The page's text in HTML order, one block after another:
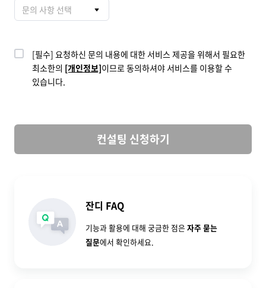
문의 사항 선택
[필수] 요청하신 문의 내용에 대한 서비스 제공을 위해서 필요한
최소한의 [개인정보]이므로 동의하셔야 서비스를 이용할 수
있습니다.
컨설팅 신청하기
잔디 FAQ
기능과 활용에 대해 궁금한 점은 자주 묻는
질문에서 확인하세요.